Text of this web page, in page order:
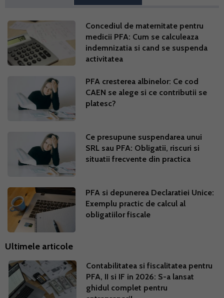
Concediul de maternitate pentru
medicii PFA: Cum se calculeaza
indemnizatia si cand se suspenda
activitatea
PFA cresterea albinelor: Ce cod
CAEN se alege si ce contributii se
platesc?
Ce presupune suspendarea unui
SRL sau PFA: Obligatii, riscuri si
situatii frecvente din practica
PFA si depunerea Declaratiei Unice:
Exemplu practic de calcul al
obligatiilor fiscale
Ultimele articole
Contabilitatea si fiscalitatea pentru
PFA, II si IF in 2026: S-a lansat
ghidul complet pentru